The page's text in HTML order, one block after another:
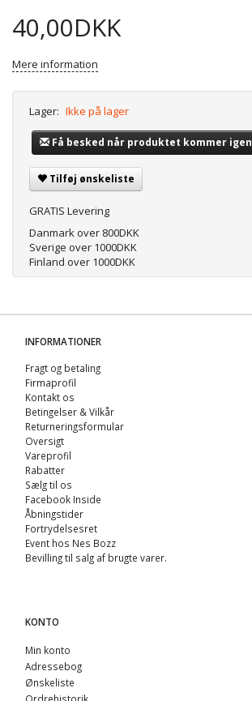
40,00DKK
Mere information
Lager: Ikke på lager
Få besked når produktet kommer igen
Tilføj ønskeliste
GRATIS Levering
Danmark over 800DKK
Sverige over 1000DKK
Finland over 1000DKK
INFORMATIONER
Fragt og betaling
Firmaprofil
Kontakt os
Betingelser & Vilkår
Returneringsformular
Oversigt
Vareprofil
Rabatter
Sælg til os
Facebook Inside
Åbningstider
Fortrydelsesret
Event hos Nes Bozz
Bevilling til salg af brugte varer.
KONTO
Min konto
Adressebog
Ønskeliste
Ordrehistorik